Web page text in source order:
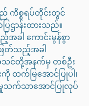
ကိစ္စရပ်တိုင်းတွင်
ဌာန်းထားသည်။
ါ ကောင်းမွန်စွာ
ြတ်သည့်အခါ
အသင်တို့အနက်မှ တစ်ဦး
က်မြအောင်ပြုပါ၊
မှုသက်သာအောင်ပြုလုပ်